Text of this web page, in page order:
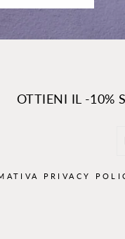
OTTIENI IL -10%
PRIVACY